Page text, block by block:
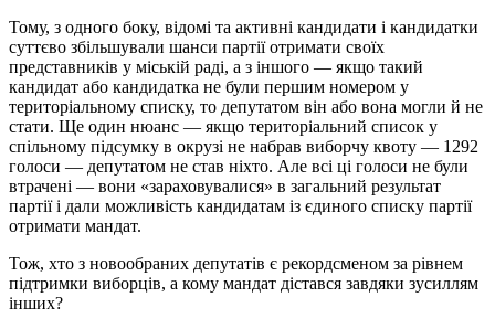
Тому, з одного боку, відомі та активні кандидати і кандидатки
суттєво збільшували шанси партії отримати своїх
представників у міській раді, а з іншого — якщо такий
кандидат або кандидатка не були першим номером у
територіальному списку, то депутатом він або вона могли й не
стати. Ще один нюанс — якщо територіальний список у
спільному підсумку в окрузі не набрав виборчу квоту — 1292
голоси — депутатом не став ніхто. Але всі ці голоси не були
втрачені — вони «зараховувалися» в загальний результат
партії і дали можливість кандидатам із єдиного списку партії
отримати мандат.
Тож, хто з новообраних депутатів є рекордсменом за рівнем
підтримки виборців, а кому мандат дістався завдяки зусиллям
інших?